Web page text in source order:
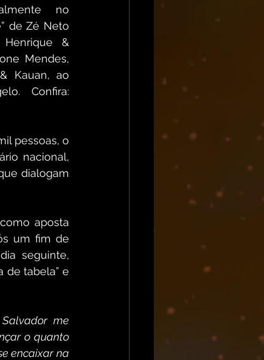
no
de Zé Neto
Henrique &
Mendes,
Kauan, ao
pessoas, o
nacional,
dialogam
aposta
um fim de
seguinte,
de tabela” e
me
o quanto
encaixar na